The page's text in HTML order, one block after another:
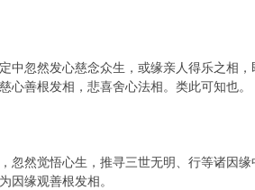
中忽然发心慈念众生，或缘亲人得乐之相
心善根发相，悲喜舍心法相。类此可知也。
忽然觉悟心生，推寻三世无明、行等诸因
因缘观善根发相。